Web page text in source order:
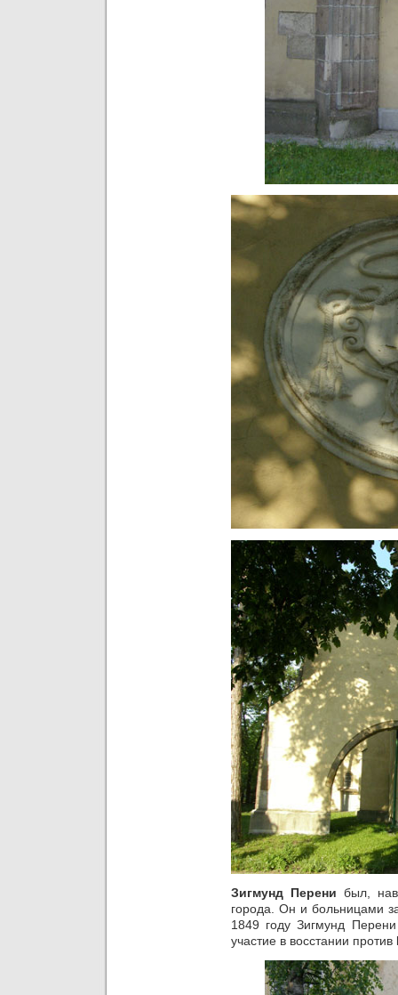
Зигмунд Перени был,
города. Он и больницами
1849 году Зигмунд
участие в восстании против